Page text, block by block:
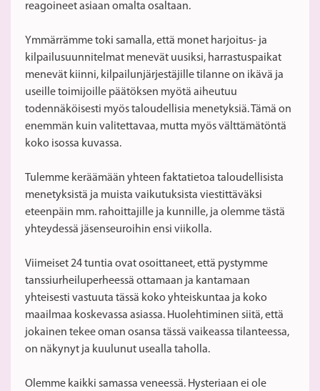
reagoineet asiaan omalta osaltaan.
Ymmärrämme toki samalla, että monet harjoitus- ja
kilpailusuunnitelmat menevät uusiksi, harrastuspaikat
menevät kiinni, kilpailunjärjestäjille tilanne on ikävä ja
useille toimijoille päätöksen myötä aiheutuu
todennäköisesti myös taloudellisia menetyksiä. Tämä on
enemmän kuin valitettavaa, mutta myös välttämätöntä
koko isossa kuvassa.
Tulemme keräämään yhteen faktatietoa taloudellisista
menetyksistä ja muista vaikutuksista viestittäväksi
eteenpäin mm. rahoittajille ja kunnille, ja olemme tästä
yhteydessä jäsenseuroihin ensi viikolla.
Viimeiset 24 tuntia ovat osoittaneet, että pystymme
tanssiurheiluperheessä ottamaan ja kantamaan
yhteisesti vastuuta tässä koko yhteiskuntaa ja koko
maailmaa koskevassa asiassa. Huolehtiminen siitä, että
jokainen tekee oman osansa tässä vaikeassa tilanteessa,
on näkynyt ja kuulunut usealla taholla.
Olemme kaikki samassa veneessä. Hysteriaan ei ole